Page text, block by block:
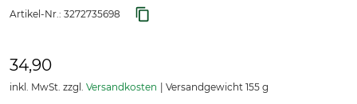
Artikel-Nr.: 3272735698
34,90
inkl. MwSt. zzgl. Versandkosten Versandgewicht 155 g